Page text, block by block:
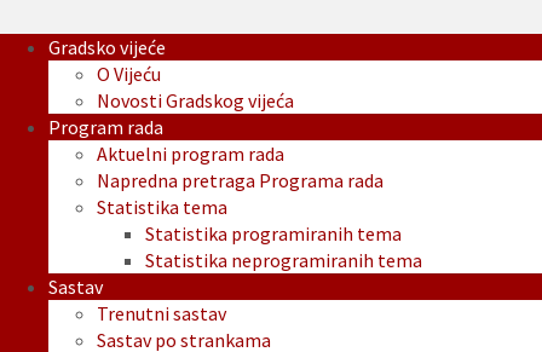
Gradsko vijeće
O Vijeću
Novosti Gradskog vijeća
Program rada
Aktuelni program rada
Napredna pretraga Programa rada
Statistika tema
Statistika programiranih tema
Statistika neprogramiranih tema
Sastav
Trenutni sastav
Sastav po strankama